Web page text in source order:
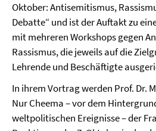
Oktober: Antisemitismus,
Debatte“ und ist der Auftakt zu
mit mehreren Workshops gegen
Rassismus, die jeweils auf die
Lehrende und Beschäftigte
In ihrem Vortrag werden Prof. Dr.
Nur Cheema – vor dem
weltpolitischen Ereignisse – der